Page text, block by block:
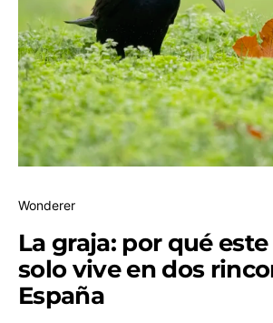
Wonderer
La graja: por qué
solo vive en dos
España